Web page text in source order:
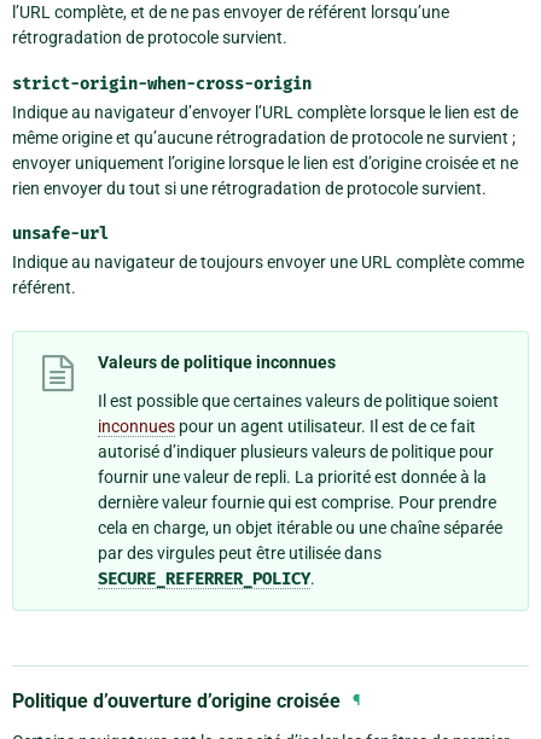
l’URL complète, et de ne pas envoyer de référent lorsqu’une
rétrogradation de protocole survient.
strict-origin-when-cross-origin
Indique au navigateur d’envoyer l’URL complète lorsque le lien est de
même origine et qu’aucune rétrogradation de protocole ne survient ;
envoyer uniquement l’origine lorsque le lien est d’origine croisée et ne
rien envoyer du tout si une rétrogradation de protocole survient.
unsafe-url
Indique au navigateur de toujours envoyer une URL complète comme
référent.
Valeurs de politique inconnues
Il est possible que certaines valeurs de politique soient
inconnues pour un agent utilisateur. Il est de ce fait
autorisé d’indiquer plusieurs valeurs de politique pour
fournir une valeur de repli. La priorité est donnée à la
dernière valeur fournie qui est comprise. Pour prendre
cela en charge, un objet itérable ou une chaîne séparée
par des virgules peut être utilisée dans
SECURE_REFERRER_POLICY.
Politique d’ouverture d’origine croisée ¶